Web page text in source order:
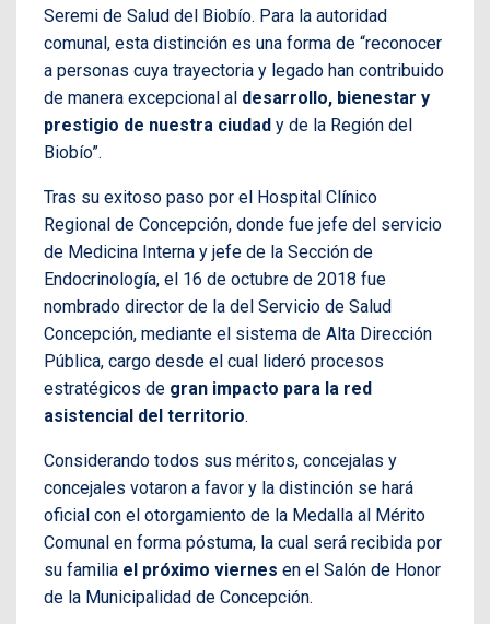
Seremi de Salud del Biobío. Para la autoridad
comunal, esta distinción es una forma de “reconocer
a personas cuya trayectoria y legado han contribuido
de manera excepcional al desarrollo, bienestar y
prestigio de nuestra ciudad y de la Región del
Biobío”.
Tras su exitoso paso por el Hospital Clínico
Regional de Concepción, donde fue jefe del servicio
de Medicina Interna y jefe de la Sección de
Endocrinología, el 16 de octubre de 2018 fue
nombrado director de la del Servicio de Salud
Concepción, mediante el sistema de Alta Dirección
Pública, cargo desde el cual lideró procesos
estratégicos de gran impacto para la red
asistencial del territorio.
Considerando todos sus méritos, concejalas y
concejales votaron a favor y la distinción se hará
oficial con el otorgamiento de la Medalla al Mérito
Comunal en forma póstuma, la cual será recibida por
su familia el próximo viernes en el Salón de Honor
de la Municipalidad de Concepción.